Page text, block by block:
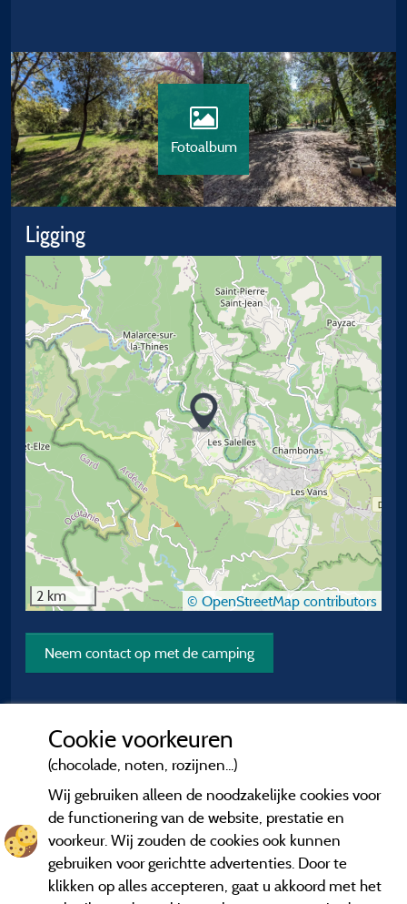
Fotoalbum
Ligging
2 km © OpenStreetMap contributors
Neem contact op met de camping
Cookie voorkeuren
(chocolade, noten, rozijnen...)
Wij gebruiken alleen de noodzakelijke cookies voor
de functionering van de website, prestatie en
voorkeur. Wij zouden de cookies ook kunnen
gebruiken voor gerichtte advertenties. Door te
klikken op alles accepteren, gaat u akkoord met het